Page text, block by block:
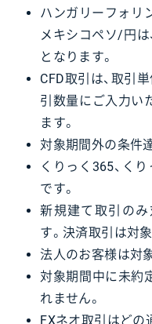
ハンガリーフォリ
メキシコペソ/円は
となります。
CFD取引は、取引
引数量にご入力い
ます。
対象期間外の条件
くりっく365、く
です。
新規建て取引の
す。決済取引は対象
法人のお客様は対
対象期間中に未約
れません。
FXネオ取引はどの